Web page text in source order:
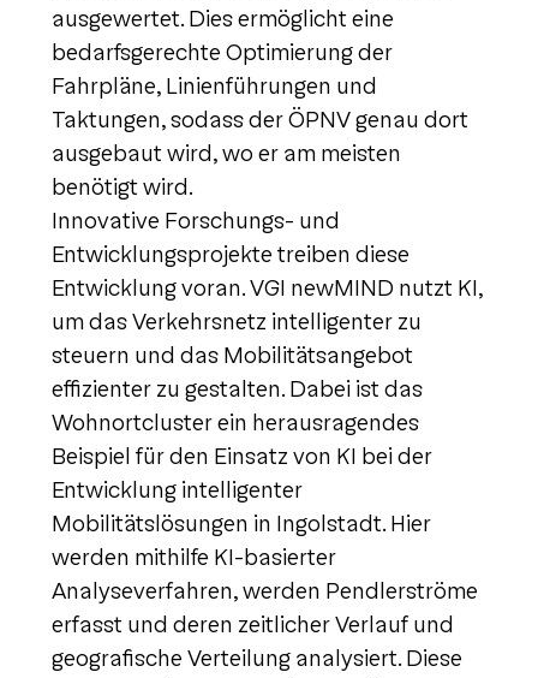
ausgewertet. Dies ermöglicht eine
bedarfsgerechte Optimierung der
Fahrpläne, Linienführungen und
Taktungen, sodass der ÖPNV genau dort
ausgebaut wird, wo er am meisten
benötigt wird.
Innovative Forschungs- und
Entwicklungsprojekte treiben diese
Entwicklung voran. VGI newMIND nutzt KI,
um das Verkehrsnetz intelligenter zu
steuern und das Mobilitätsangebot
effizienter zu gestalten. Dabei ist das
Wohnortcluster ein herausragendes
Beispiel für den Einsatz von KI bei der
Entwicklung intelligenter
Mobilitätslösungen in Ingolstadt. Hier
werden mithilfe KI-basierter
Analyseverfahren, werden Pendlerströme
erfasst und deren zeitlicher Verlauf und
geografische Verteilung analysiert. Diese